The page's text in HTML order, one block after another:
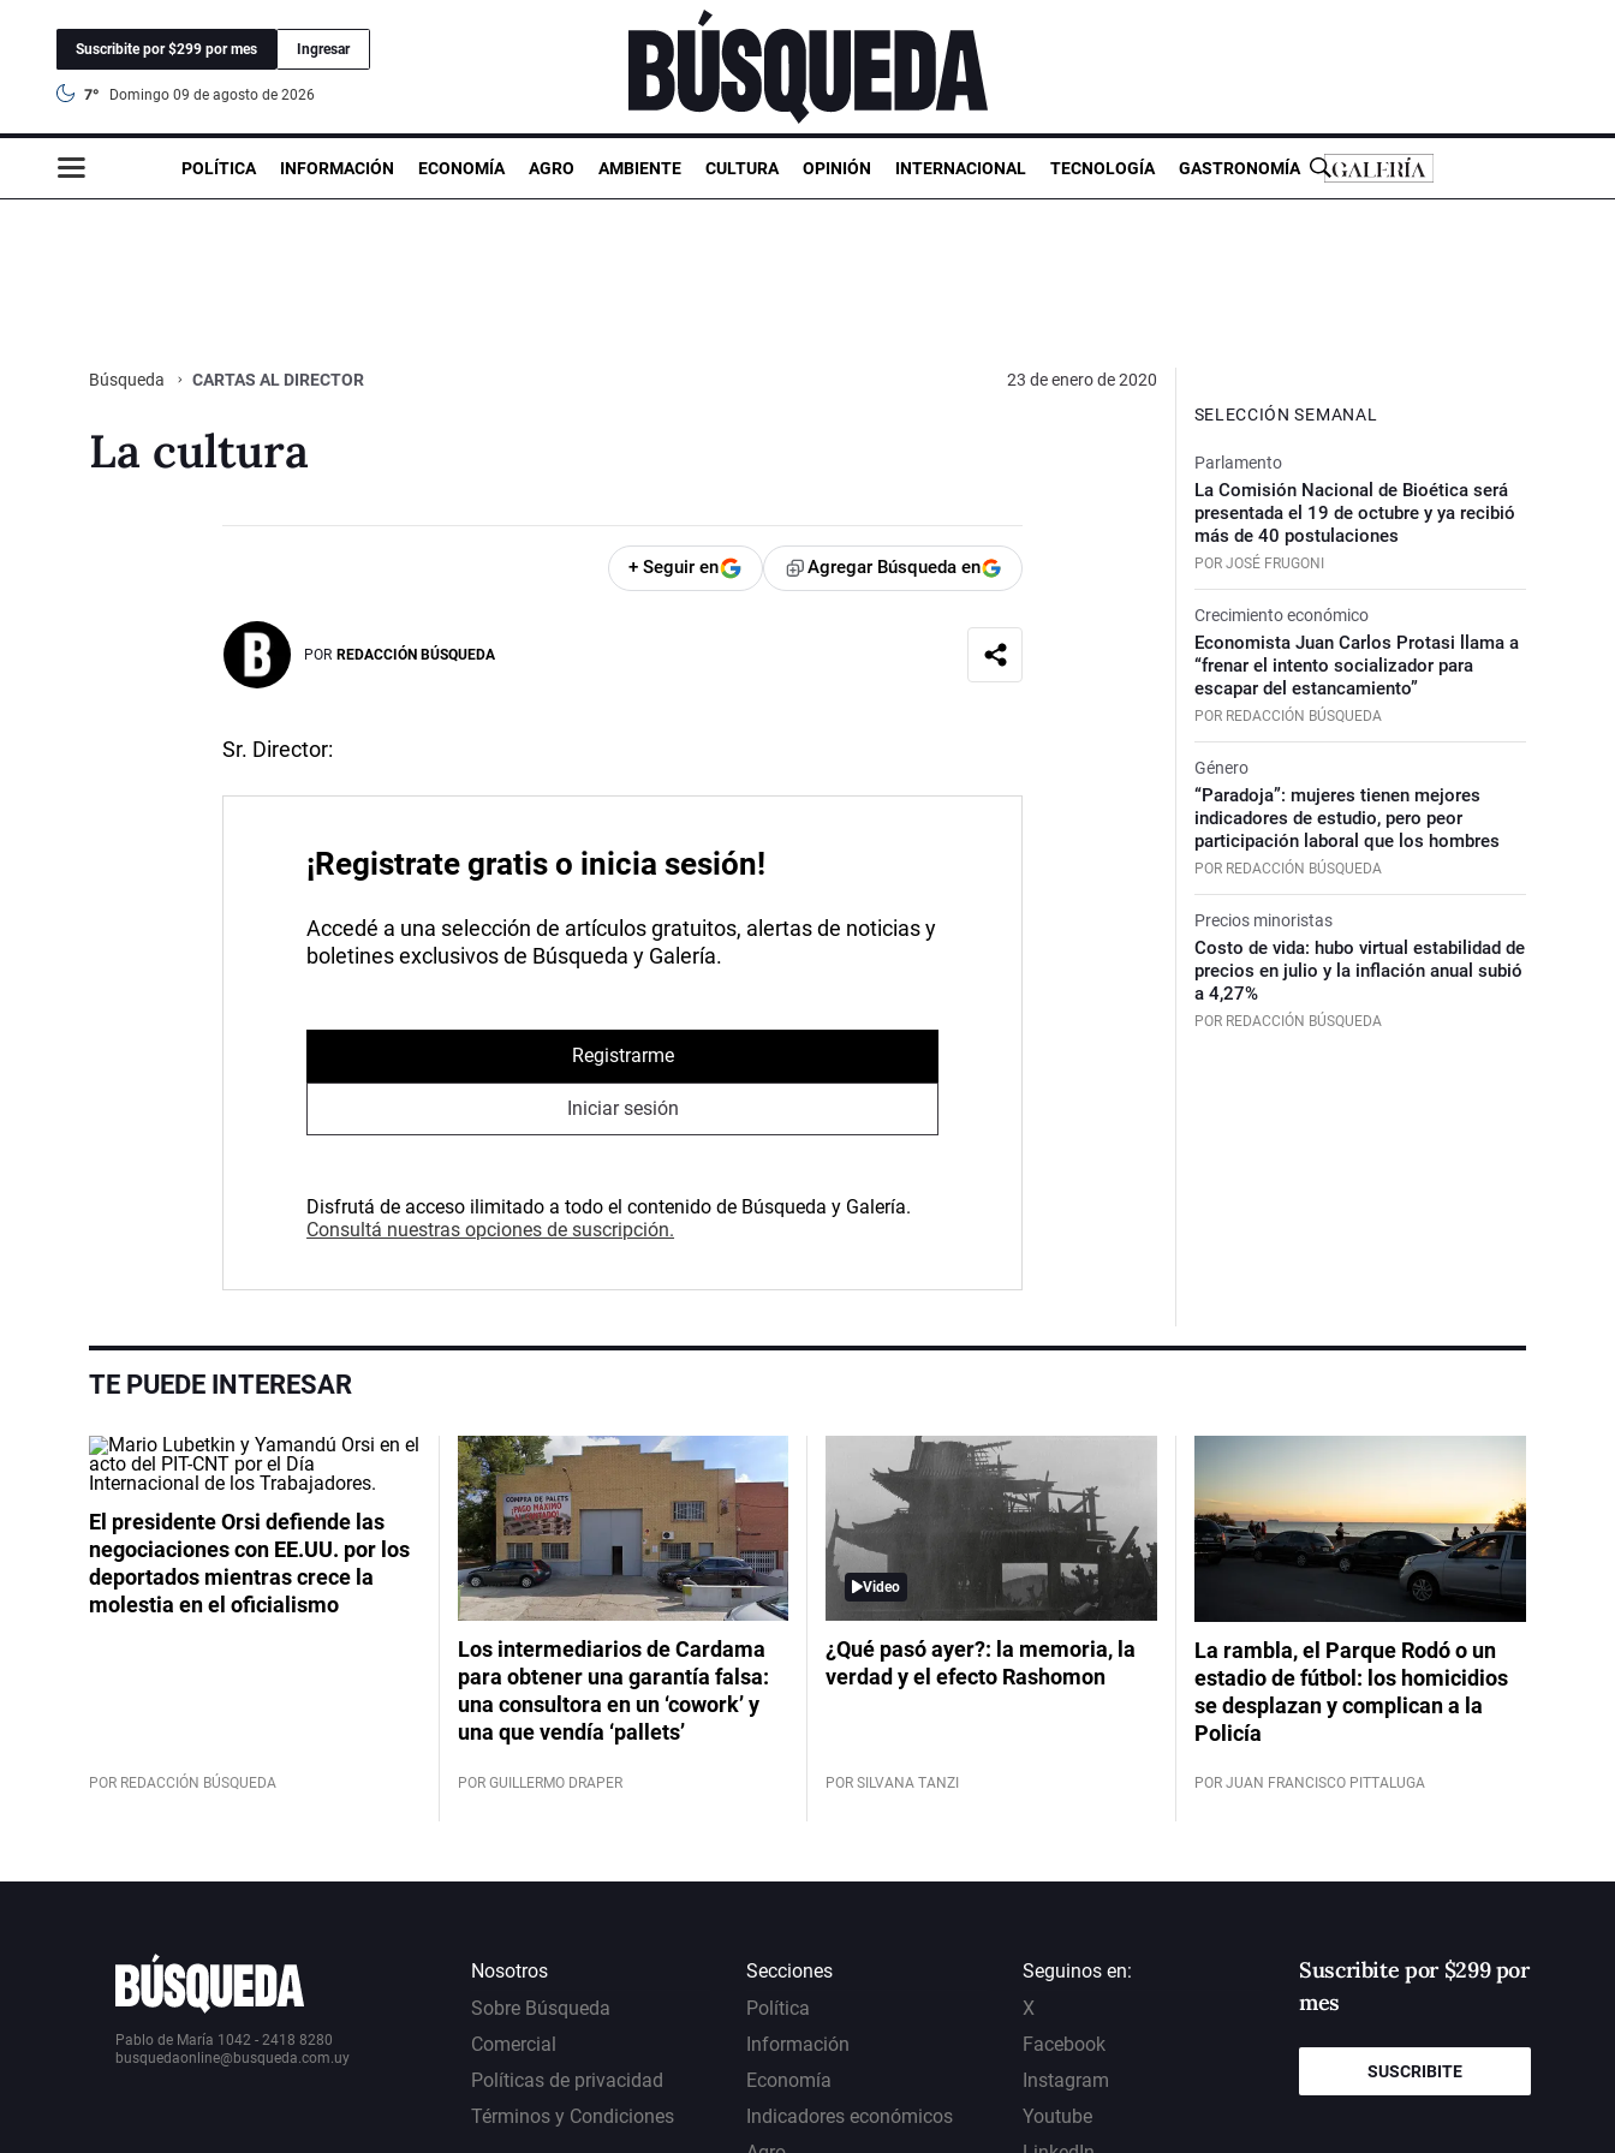
Suscribite por $299 por mes Ingresar
7° domingo 09 de agosto de 2026
POLÍTICA INFORMACIÓN ECONOMÍA AGRO AMBIENTE CULTURA OPINIÓN INTERNACIONAL TECNOLOGÍA GASTRONOMÍA
Búsqueda CARTAS AL DIRECTOR 23 de enero de 2020
La cultura
+ Seguir en Agregar Búsqueda en
POR REDACCIÓN BÚSQUEDA
Sr. Director:
¡Registrate gratis o inicia sesión!
Accedé a una selección de artículos gratuitos, alertas de noticias y
boletines exclusivos de Búsqueda y Galería.
Registrarme
Iniciar sesión
Disfrutá de acceso ilimitado a todo el contenido de Búsqueda y Galería.
Consultá nuestras opciones de suscripción.
SELECCIÓN SEMANAL
Parlamento
La Comisión Nacional de Bioética será
presentada el 19 de octubre y ya recibió
más de 40 postulaciones
POR JOSÉ FRUGONI
Crecimiento económico
Economista Juan Carlos Protasi llama a
“frenar el intento socializador para
escapar del estancamiento”
POR REDACCIÓN BÚSQUEDA
Género
“Paradoja”: mujeres tienen mejores
indicadores de estudio, pero peor
participación laboral que los hombres
POR REDACCIÓN BÚSQUEDA
Precios minoristas
Costo de vida: hubo virtual estabilidad de
precios en julio y la inflación anual subió
a 4,27%
POR REDACCIÓN BÚSQUEDA
TE PUEDE INTERESAR
El presidente Orsi defiende las
negociaciones con EE.UU. por los
deportados mientras crece la
molestia en el oficialismo
POR REDACCIÓN BÚSQUEDA
Los intermediarios de Cardama
para obtener una garantía falsa:
una consultora en un ‘cowork’ y
una que vendía ‘pallets’
POR GUILLERMO DRAPER
Video
¿Qué pasó ayer?: la memoria, la
verdad y el efecto Rashomon
POR SILVANA TANZI
La rambla, el Parque Rodó o un
estadio de fútbol: los homicidios
se desplazan y complican a la
Policía
POR JUAN FRANCISCO PITTALUGA
Pablo de María 1042 - 2418 8280
busquedaonline@busqueda.com.uy
Nosotros
Sobre Búsqueda
Comercial
Políticas de privacidad
Términos y Condiciones
Secciones
Política
Información
Economía
Indicadores económicos
Seguinos en:
X
Facebook
Instagram
Youtube
Suscribite por $299 por
mes
SUSCRIBITE